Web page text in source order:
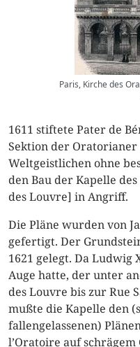
Paris, Kirche des
1611 stiftete Pater de
Sektion der Oratorianer
Weltgeistlichen ohne
den Bau der Kapelle des
des Louvre] in Angriff.
Die Pläne wurden von
gefertigt. Der
1621 gelegt. Da Ludwig
Auge hatte, der unter
des Louvre bis zur Rue
mußte die Kapelle den
fallengelassenen)
l’Oratoire auf